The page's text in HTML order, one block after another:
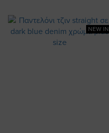
NEW IN